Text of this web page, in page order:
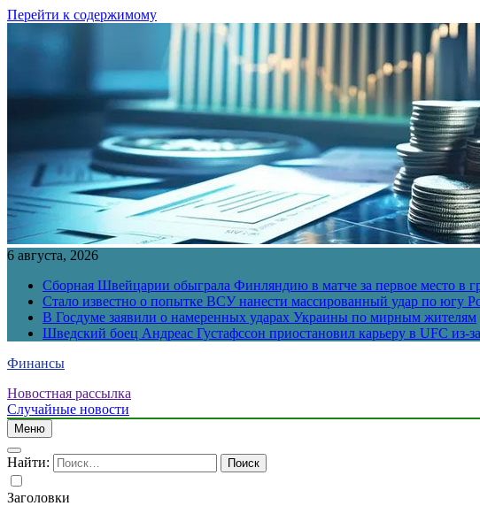
Перейти к содержимому
6 августа, 2026
Сборная Швейцарии обыграла Финляндию в матче за первое место в
Стало известно о попытке ВСУ нанести массированный удар по югу
В Госдуме заявили о намеренных ударах Украины по мирным жителям
Шведский боец Андреас Густафссон приостановил карьеру в UFC из-
Финансы
Новостная рассылка
Случайные новости
Меню
Найти:
Заголовки